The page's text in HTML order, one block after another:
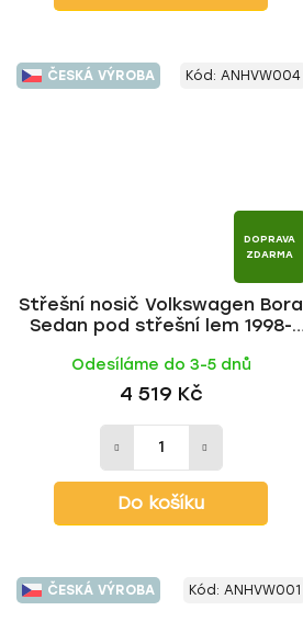
ČESKÁ VÝROBA
DOPRAVA
ZDARMA
Střešní nosič Volkswagen Bora
Sedan pod střešní lem 1998-
Odesíláme do 3-5 dnů
4 519 Kč
Do košíku
Kód: ANHVW004
ČESKÁ VÝROBA Kód: ANHVW001